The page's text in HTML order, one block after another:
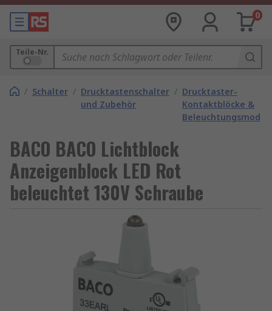
0
Teile-Nr.
/ Schalter / Drucktastenschalter
und Zubehör
/ Drucktaster-
Kontaktblöcke &
BACO BACO Lichtblock
Anzeigenblock LED Rot
beleuchtet 130V Schraube